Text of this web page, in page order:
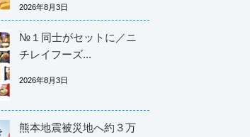
2026年8月3日
№１同士がセットに／ニ
チレイフーズ...
2026年8月3日
熊本地震被災地へ約３万